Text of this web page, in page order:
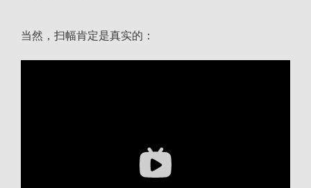
当然，扫幅肯定是真实的：